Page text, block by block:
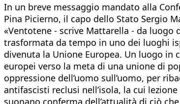
In un breve messaggio mandato alla
Pina Picierno, il capo dello Stato Sergio
«Ventotene - scrive Mattarella - da luogo
trasformata da tempo in uno dei luoghi
divenuta la Unione Europea. Un luogo
europei verso la meta di una unione di
oppressione dell’uomo sull’uomo, per
antifascisti reclusi nell’isola, la cui
suonano conferma dell’attualità di ciò